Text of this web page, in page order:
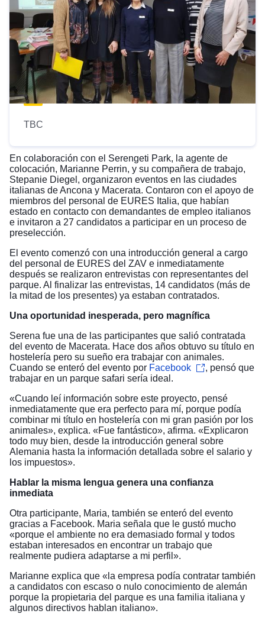
TBC
En colaboración con el Serengeti Park, la agente de
colocación, Marianne Perrin, y su compañera de trabajo,
Stepanie Diegel, organizaron eventos en las ciudades
italianas de Ancona y Macerata. Contaron con el apoyo de
miembros del personal de EURES Italia, que habían
estado en contacto con demandantes de empleo italianos
e invitaron a 27 candidatos a participar en un proceso de
preselección.
El evento comenzó con una introducción general a cargo
del personal de EURES del ZAV e inmediatamente
después se realizaron entrevistas con representantes del
parque. Al finalizar las entrevistas, 14 candidatos (más de
la mitad de los presentes) ya estaban contratados.
Una oportunidad inesperada, pero magnífica
Serena fue una de las participantes que salió contratada
del evento de Macerata. Hace dos años obtuvo su título en
hostelería pero su sueño era trabajar con animales.
Cuando se enteró del evento por Facebook
, pensó que
trabajar en un parque safari sería ideal.
«Cuando leí información sobre este proyecto, pensé
inmediatamente que era perfecto para mí, porque podía
combinar mi título en hostelería con mi gran pasión por los
animales», explica. «Fue fantástico», afirma. «Explicaron
todo muy bien, desde la introducción general sobre
Alemania hasta la información detallada sobre el salario y
los impuestos».
Hablar la misma lengua genera una confianza
inmediata
Otra participante, Maria, también se enteró del evento
gracias a Facebook. Maria señala que le gustó mucho
«porque el ambiente no era demasiado formal y todos
estaban interesados en encontrar un trabajo que
realmente pudiera adaptarse a mi perfil».
Marianne explica que «la empresa podía contratar también
a candidatos con escaso o nulo conocimiento de alemán
porque la propietaria del parque es una familia italiana y
algunos directivos hablan italiano».